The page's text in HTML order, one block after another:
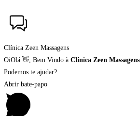
Clínica Zeen Massagens
OiOlá 👋, Bem Vindo à Clínica Zeen Massagens
Podemos te ajudar?
Abrir bate-papo